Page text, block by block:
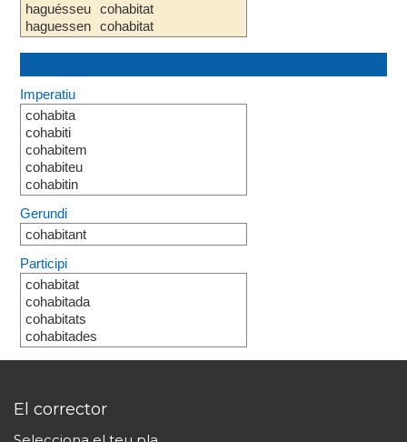
haguésseu
haguessen
cohabitat
cohabitat
Imperatiu
cohabita
cohabiti
cohabitem
cohabiteu
cohabitin
Gerundi
cohabitant
Participi
cohabitat
cohabitada
cohabitats
cohabitades
El corrector